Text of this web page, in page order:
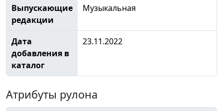
Выпускающие
редакции
Музыкальная
Дата
добавления в
каталог
23.11.2022
Атрибуты рулона